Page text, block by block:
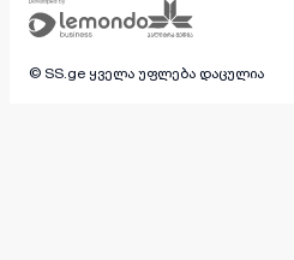
© SS.ge ყველა უფლება დაცულია